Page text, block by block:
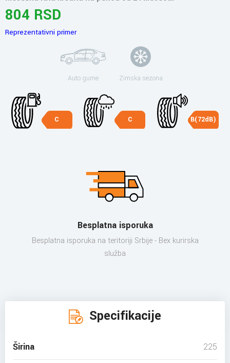
804 RSD
Reprezentativni primer
Auto gume Zimska sezona
C C B(72dB)
Besplatna isporuka
Besplatna isporuka na teritoriji Srbije - Bex kurirska
služba
Specifikacije
Širina 225